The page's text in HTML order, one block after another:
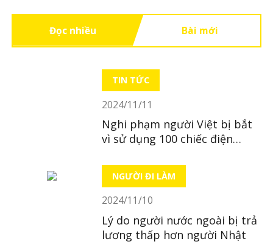
Đọc nhiều Bài mới
TIN TỨC
2024/11/11
Nghi phạm người Việt bị bắt
vì sử dụng 100 chiếc điện
toán
NGƯỜI ĐI LÀM
2024/11/10
Lý do người nước ngoài bị trả
lương thấp hơn người Nhật